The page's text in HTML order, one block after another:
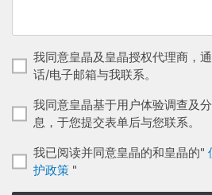
我同意皇晶及皇晶授权代理商，
话/电子邮箱与我联系。
我同意皇晶基于用户体验调查及
息，于您提交表单后与您联系。
我已阅读并同意皇晶的和皇晶的"
护政策 "